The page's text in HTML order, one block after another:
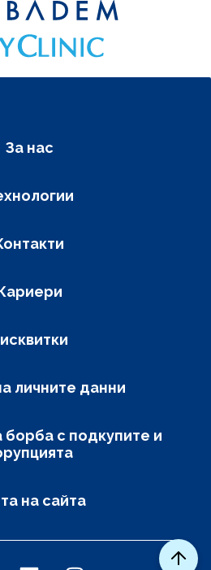
За нас
личните данни
с подкупите и
на сайта